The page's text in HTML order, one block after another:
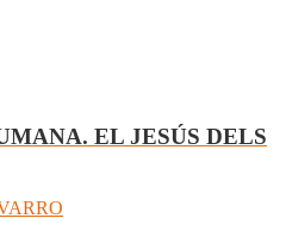
EL JESÚS DELS